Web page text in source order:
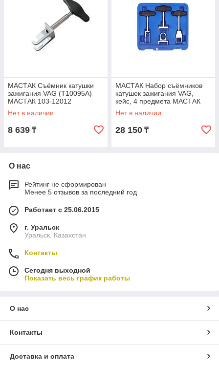
МАСТАК Съёмник катушки
зажигания VAG (T10095A)
МАСТАК 103-12012
Нет в наличии
8 639 ₸
МАСТАК Набор съёмников
катушек зажигания VAG,
кейс, 4 предмета МАСТАК
103-12104C
Нет в наличии
28 150 ₸
О нас
Рейтинг не сформирован
Менее 5 отзывов за последний год
Работает с 25.06.2015
г. Уральск
Уральск, Казахстан
Контакты
Сегодня выходной
Показать весь график работы
О нас
Контакты
Доставка и оплата